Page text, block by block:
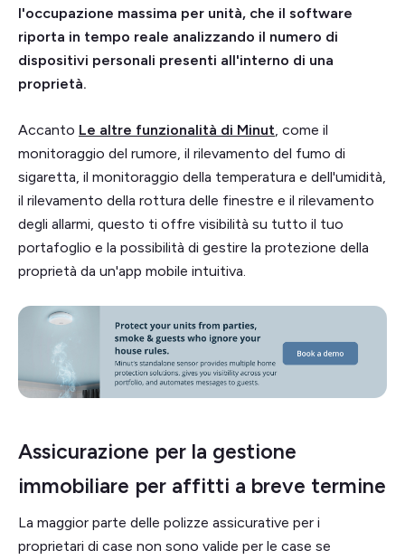
l'occupazione massima per unità, che il software
riporta in tempo reale analizzando il numero di
dispositivi personali presenti all'interno di una
proprietà.
Accanto Le altre funzionalità di Minut, come il
monitoraggio del rumore, il rilevamento del fumo di
sigaretta, il monitoraggio della temperatura e dell'umidità,
il rilevamento della rottura delle finestre e il rilevamento
degli allarmi, questo ti offre visibilità su tutto il tuo
portafoglio e la possibilità di gestire la protezione della
proprietà da un'app mobile intuitiva.
Assicurazione per la gestione
immobiliare per affitti a breve termine
La maggior parte delle polizze assicurative per i
proprietari di case non sono valide per le case se